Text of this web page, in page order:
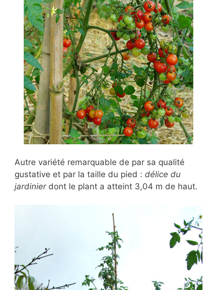
Autre variété remarquable de par sa qualité
gustative et par la taille du pied : délice du
jardinierdont le plant a atteint 3,04 m de haut.